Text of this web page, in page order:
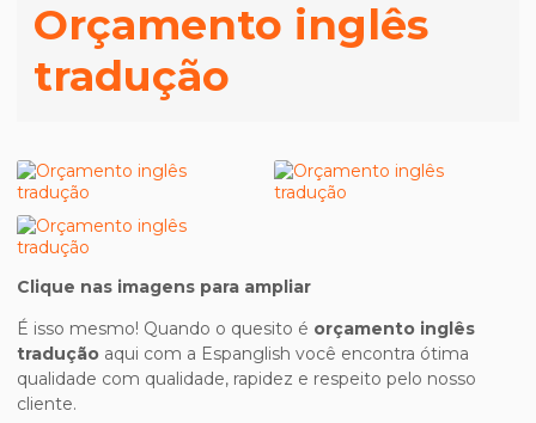
Orçamento inglês
tradução
Clique nas imagens para ampliar
É isso mesmo! Quando o quesito é orçamento inglês
tradução aqui com a Espanglish você encontra ótima
qualidade com qualidade, rapidez e respeito pelo nosso
cliente.